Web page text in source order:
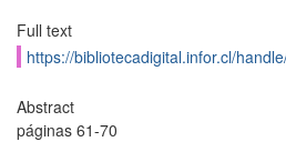
Full text
https://bibliotecadigital.infor.cl/
Abstract
páginas 61-70